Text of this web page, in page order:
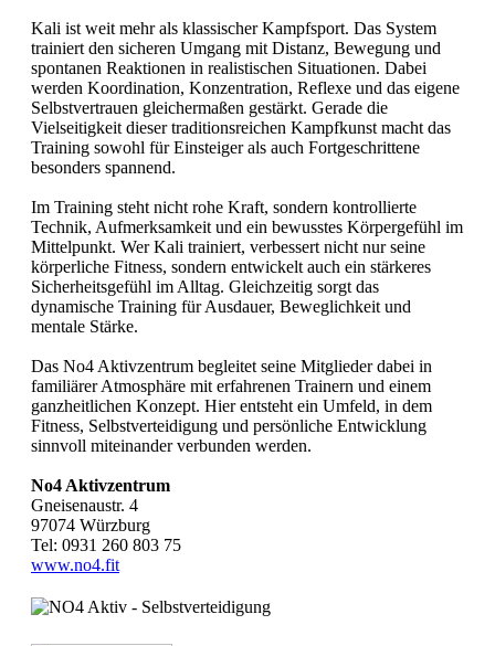
Kali ist weit mehr als klassischer Kampfsport. Das System
trainiert den sicheren Umgang mit Distanz, Bewegung und
spontanen Reaktionen in realistischen Situationen. Dabei
werden Koordination, Konzentration, Reflexe und das eigene
Selbstvertrauen gleichermaßen gestärkt. Gerade die
Vielseitigkeit dieser traditionsreichen Kampfkunst macht das
Training sowohl für Einsteiger als auch Fortgeschrittene
besonders spannend.
Im Training steht nicht rohe Kraft, sondern kontrollierte
Technik, Aufmerksamkeit und ein bewusstes Körpergefühl im
Mittelpunkt. Wer Kali trainiert, verbessert nicht nur seine
körperliche Fitness, sondern entwickelt auch ein stärkeres
Sicherheitsgefühl im Alltag. Gleichzeitig sorgt das
dynamische Training für Ausdauer, Beweglichkeit und
mentale Stärke.
Das No4 Aktivzentrum begleitet seine Mitglieder dabei in
familiärer Atmosphäre mit erfahrenen Trainern und einem
ganzheitlichen Konzept. Hier entsteht ein Umfeld, in dem
Fitness, Selbstverteidigung und persönliche Entwicklung
sinnvoll miteinander verbunden werden.
No4 Aktivzentrum
Gneisenaustr. 4
97074 Würzburg
Tel: 0931 260 803 75
www.no4.fit